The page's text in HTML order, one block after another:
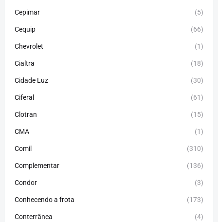
Cepimar (5)
Cequip (66)
Chevrolet (1)
Cialtra (18)
Cidade Luz (30)
Ciferal (61)
Clotran (15)
CMA (1)
Comil (310)
Complementar (136)
Condor (3)
Conhecendo a frota (173)
Conterrânea (4)